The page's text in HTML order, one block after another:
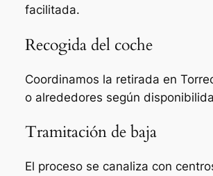
facilitada.
Recogida del coche
Coordinamos la retirada en
o alrededores según
Tramitación de baja
El proceso se canaliza con